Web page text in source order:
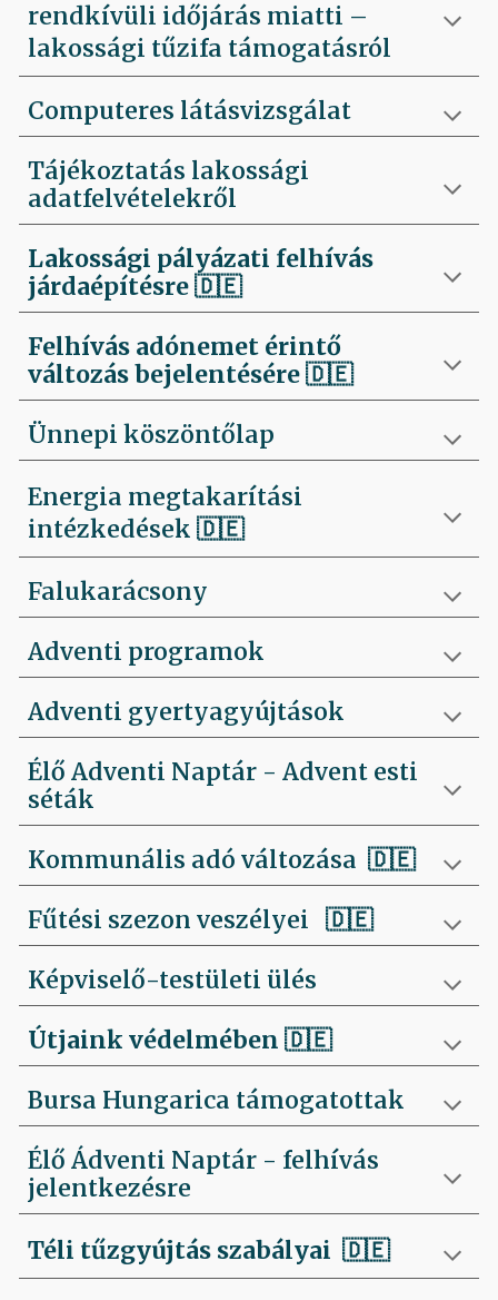
rendkívüli időjárás miatti –
lakossági tűzifa támogatásról
Computeres látásvizsgálat
Tájékoztatás lakossági
adatfelvételekről
Lakossági pályázati felhívás
járdaépítésre🇩🇪
Felhívás adónemet érintő
változás bejelentésére 🇩🇪
Ünnepi köszöntőlap
Energia megtakarítási
intézkedések 🇩🇪
Falukarácsony
Adventi programok
Adventi gyertyagyújtások
Élő Adventi Naptár - Advent esti
séták
Kommunális adó változása 🇩🇪
Fűtési szezon veszélyei 🇩🇪
Képviselő-testületi ülés
Útjaink védelmében🇩🇪
Bursa Hungarica támogatottak
Élő Ádventi Naptár - felhívás
jelentkezésre
Téli tűzgyújtás szabályai 🇩🇪